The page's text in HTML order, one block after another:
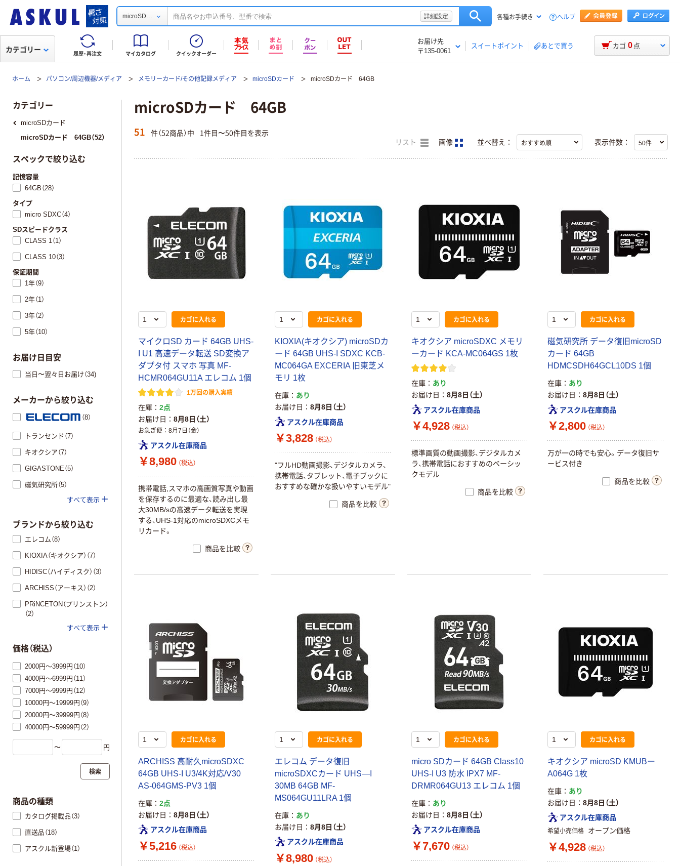
microSD... 詳細設定 各種お手続き ヘルプ
履歴・再注文 マイカタログ クイックオーダー
お届け先
〒135-0061
スイートポイント あとで買う
カテゴリー カゴ 0 点
ホーム パソコン/周辺機器/メディア メモリーカード/その他記録メディア microSDカード microSDカード 64GB
microSDカード 64GB
51 件（52商品）中 1件目〜50件目を表示
リスト 画像 並べ替え： 表示件数：
カゴに入れる
マイクロSD カード 64GB UHS-
I U1 高速データ転送 SD変換ア
ダプタ付 スマホ 写真 MF-
HCMR064GU11A エレコム 1個
1万回の購入実績
在庫
2点
お届け日
8月8日（土）
お急ぎ便 8月7日（金）
アスクル在庫商品
￥8,980 （税込）
携帯電話,スマホの高画質写真や動画
を保存するのに最適な、読み出し最
大30MB/sの高速データ転送を実現
する、UHS-1対応のmicroSDXCメモ
リカード。
商品を比較
カゴに入れる
KIOXIA(キオクシア) microSDカ
ード 64GB UHS-I SDXC KCB-
MC064GA EXCERIA 旧東芝メ
モリ 1枚
在庫
あり
お届け日
8月8日（土）
アスクル在庫商品
￥3,828 （税込）
"フルHD動画撮影、デジタルカメラ、
携帯電話、タブレット、電子ブックに
おすすめな確かな扱いやすいモデル"
商品を比較
カゴに入れる
キオクシア microSDXC メモリ
ーカード KCA-MC064GS 1枚
在庫
あり
お届け日
8月8日（土）
アスクル在庫商品
￥4,928 （税込）
標準画質の動画撮影、デジタルカメ
ラ、携帯電話におすすめのベーシッ
クモデル
商品を比較
カゴに入れる
磁気研究所 データ復旧microSD
カード 64GB
HDMCSDH64GCL10DS 1個
在庫
あり
お届け日
8月8日（土）
アスクル在庫商品
￥2,800 （税込）
万が一の時でも安心。データ復旧サ
ービス付き
商品を比較
カゴに入れる
ARCHISS 高耐久microSDXC
64GB UHS-I U3/4K対応/V30
AS-064GMS-PV3 1個
在庫
2点
お届け日
8月8日（土）
アスクル在庫商品
￥5,216 （税込）
カゴに入れる
エレコム データ復旧
microSDXCカード UHS―I
30MB 64GB MF-
MS064GU11LRA 1個
在庫
あり
お届け日
8月8日（土）
アスクル在庫商品
￥8,980 （税込）
カゴに入れる
micro SDカード 64GB Class10
UHS-I U3 防水 IPX7 MF-
DRMR064GU13 エレコム 1個
在庫
あり
お届け日
8月8日（土）
アスクル在庫商品
￥7,670 （税込）
カゴに入れる
キオクシア microSD KMUBー
A064G 1枚
在庫
あり
お届け日
8月8日（土）
アスクル在庫商品
希望小売価格 オープン価格
￥4,928 （税込）
カテゴリー
microSDカード
microSDカード 64GB（52）
スペックで絞り込む
記憶容量
64GB（28）
タイプ
micro SDXC（4）
SDスピードクラス
CLASS 1（1）
CLASS 10（3）
保証期間
1年（9）
2年（1）
3年（2）
5年（10）
お届け日目安
当日〜翌々日お届け（34)
メーカーから絞り込む
（8）
トランセンド（7）
キオクシア（7）
GIGASTONE（5）
磁気研究所（5）
すべて表示
ブランドから絞り込む
エレコム（8）
KIOXIA（キオクシア）（7）
HIDISC（ハイディスク）（3）
ARCHISS（アーキス）（2）
PRiNCETON（プリンストン）
（2）
すべて表示
価格（税込）
2000円～3999円（10）
4000円～6999円（11）
7000円～9999円（12）
10000円～19999円（9）
20000円～39999円（8）
40000円～59999円（2）
〜 円
検索
商品の種類
カタログ掲載品（3）
直送品（18）
アスクル新登場（1）